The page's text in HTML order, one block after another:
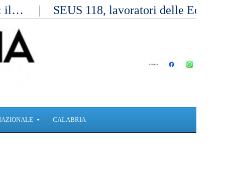
il… SEUS 118, lavoratori delle
CALABRIA